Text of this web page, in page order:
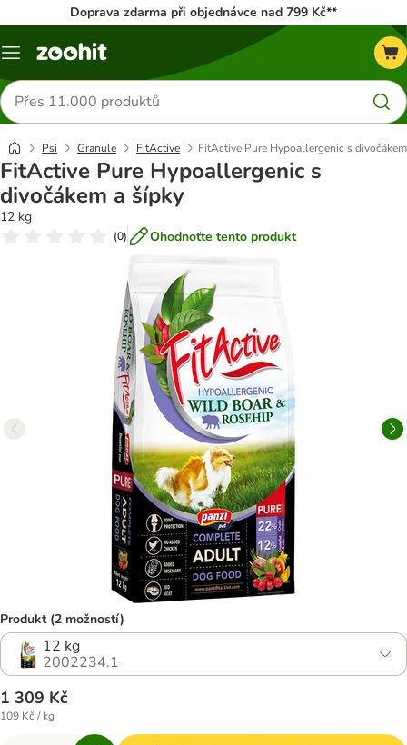
Doprava zdarma při objednávce nad 799 Kč**
Menu
Hledat
produkty
Psi Granule FitActive FitActive Pure Hypoallergenic s
FitActive Pure Hypoallergenic s
divočákem a šípky
12 kg
(0) Ohodnoťte tento produkt
Produkt (2 možností)
12 kg
2002234.1
1 309 Kč
109 Kč / kg